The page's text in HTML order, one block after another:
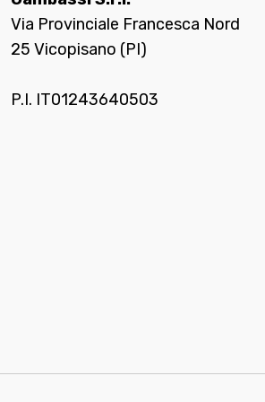
Via Provinciale Francesca Nord
25 Vicopisano (PI)
P.I. IT01243640503